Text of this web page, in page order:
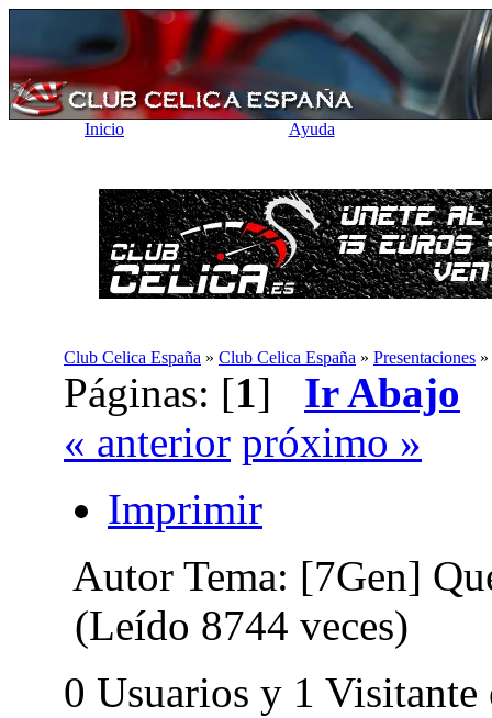
Inicio Ayuda
Club Celica España » Club Celica España » Presentaciones »
Páginas: [1] Ir Abajo
« anterior próximo »
Imprimir
Autor Tema: [7Gen]
(Leído 8744 veces)
0 Usuarios y 1 Visitante